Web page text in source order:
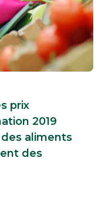
prix
2019
aliments
des